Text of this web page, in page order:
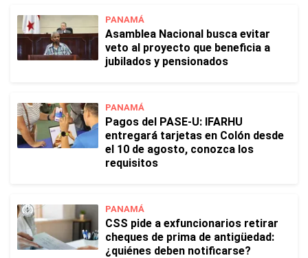
PANAMÁ
Asamblea Nacional busca evitar
veto al proyecto que beneficia a
jubilados y pensionados
PANAMÁ
Pagos del PASE-U: IFARHU
entregará tarjetas en Colón desde
el 10 de agosto, conozca los
requisitos
PANAMÁ
CSS pide a exfuncionarios retirar
cheques de prima de antigüedad:
¿quiénes deben notificarse?